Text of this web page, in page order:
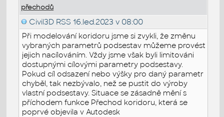
přechodů
Civil3D RSS 16.led.2023 v 08:00
Při modelování koridoru jsme si zvykli, že změnu
vybraných parametrů podsestav můžeme provést
jejich nacílováním. Vždy jsme však byli limitováni
dostupnými cílovými parametry podsestavy.
Pokud cíl odsazení nebo výšky pro daný parametr
chyběl, tak nezbývalo, než se pustit do výroby
vlastní podsestavy. Situace se zásadně mění s
příchodem funkce Přechod koridoru, která se
poprvé objevila v Autodesk